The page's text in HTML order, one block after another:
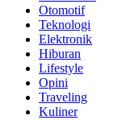
Otomotif
Teknologi
Elektronik
Hiburan
Lifestyle
Opini
Traveling
Kuliner